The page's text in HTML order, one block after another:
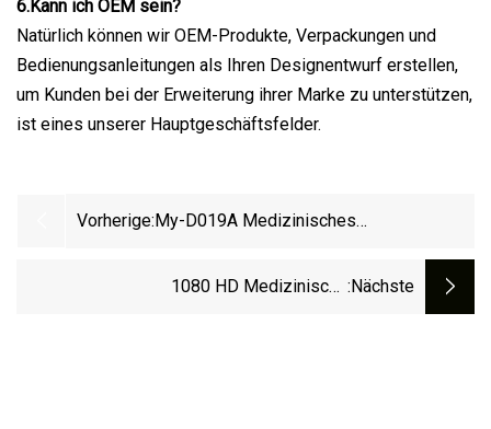
6.Kann ich OEM sein?
Natürlich können wir OEM-Produkte, Verpackungen und
Bedienungsanleitungen als Ihren Designentwurf erstellen,
um Kunden bei der Erweiterung ihrer Marke zu unterstützen,
ist eines unserer Hauptgeschäftsfelder.
Vorherige:My-D019A Medizinisches
Tragbares Röntgengerät
1080 HD Medizinische :nächste